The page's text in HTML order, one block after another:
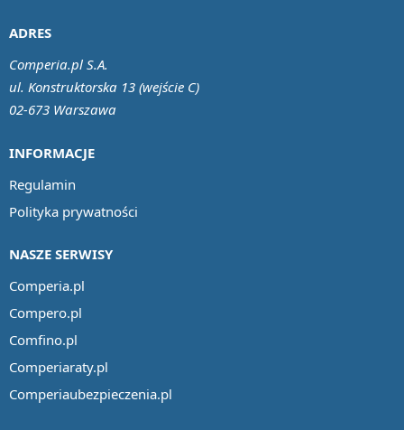
INFORMACJE
Regulamin
Polityka prywatności
NASZE SERWISY
Comperia.pl
Compero.pl
Comfino.pl
Comperiaraty.pl
Comperiaubezpieczenia.pl
ADRES
Comperia.pl S.A.
ul. Konstruktorska 13 (wejście C)
02-673 Warszawa